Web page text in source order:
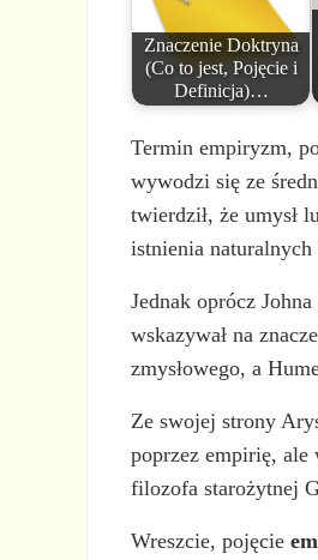
Znaczenie Doktryna
(Co to jest, Pojęcie i
Definicja)…
Termin empiryzm,
wywodzi się ze
twierdził, że umysł
istnienia
Jednak oprócz
wskazywał na
zmysłowego, a
Ze swojej strony
poprzez empirię, ale
filozofa starożytnej
Wreszcie, pojęcie